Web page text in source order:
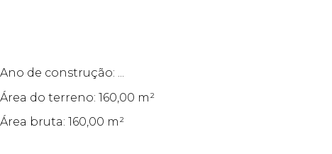
Ano de construção: ...
Área do terreno: 160,00 m²
Área bruta: 160,00 m²